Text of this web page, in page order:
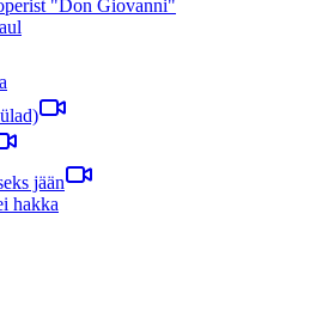
"Don Giovanni"
jään
hakka